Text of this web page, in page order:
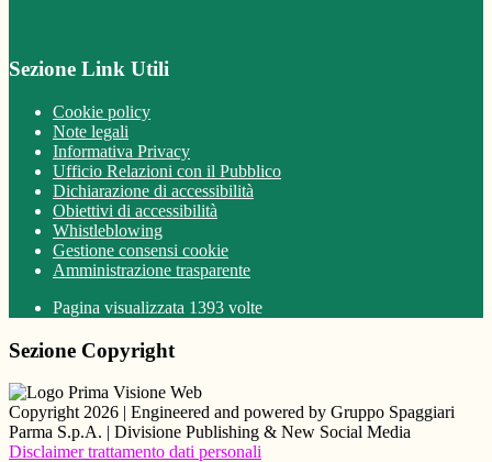
Sezione Link Utili
Cookie policy
Note legali
Informativa Privacy
Ufficio Relazioni con il Pubblico
Dichiarazione di accessibilità
Obiettivi di accessibilità
Whistleblowing
Gestione consensi cookie
Amministrazione trasparente
Pagina visualizzata 1393 volte
Sezione Copyright
Copyright 2026 | Engineered and powered by Gruppo Spaggiari
Parma S.p.A. | Divisione Publishing & New Social Media
Disclaimer trattamento dati personali